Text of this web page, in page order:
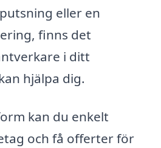
eller en
finns det
i ditt
hjälpa dig.
kan du enkelt
och få offerter för